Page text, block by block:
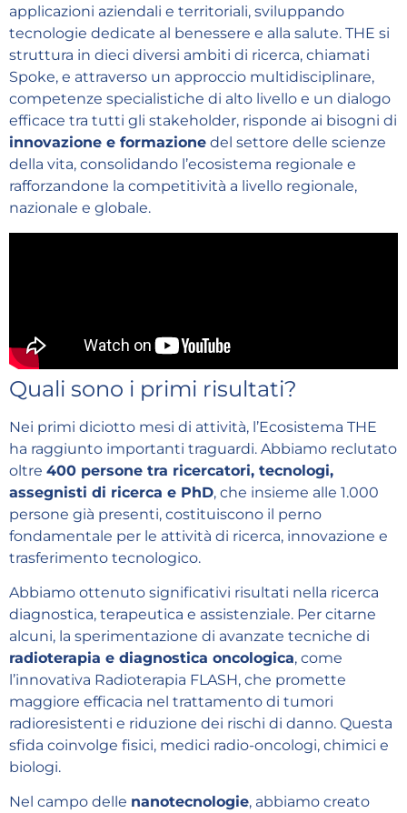
applicazioni aziendali e territoriali, sviluppando
tecnologie dedicate al benessere e alla salute. THE si
struttura in dieci diversi ambiti di ricerca, chiamati
Spoke, e attraverso un approccio multidisciplinare,
competenze specialistiche di alto livello e un dialogo
efficace tra tutti gli stakeholder, risponde ai bisogni di
innovazione e formazione del settore delle scienze
della vita, consolidando l’ecosistema regionale e
rafforzandone la competitività a livello regionale,
nazionale e globale.
Quali sono i primi risultati?
Nei primi diciotto mesi di attività, l’Ecosistema THE
ha raggiunto importanti traguardi. Abbiamo reclutato
oltre 400 persone tra ricercatori, tecnologi,
assegnisti di ricerca e PhD, che insieme alle 1.000
persone già presenti, costituiscono il perno
fondamentale per le attività di ricerca, innovazione e
trasferimento tecnologico.
Abbiamo ottenuto significativi risultati nella ricerca
diagnostica, terapeutica e assistenziale. Per citarne
alcuni, la sperimentazione di avanzate tecniche di
radioterapia e diagnostica oncologica, come
l’innovativa Radioterapia FLASH, che promette
maggiore efficacia nel trattamento di tumori
radioresistenti e riduzione dei rischi di danno. Questa
sfida coinvolge fisici, medici radio-oncologi, chimici e
biologi.
Nel campo delle nanotecnologie, abbiamo creato